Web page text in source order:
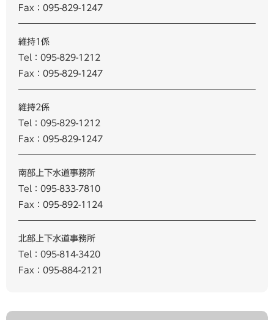
Fax：095-829-1247
維持1係
Tel：095-829-1212
Fax：095-829-1247
維持2係
Tel：095-829-1212
Fax：095-829-1247
南部上下水道事務所
Tel：095-833-7810
Fax：095-892-1124
北部上下水道事務所
Tel：095-814-3420
Fax：095-884-2121